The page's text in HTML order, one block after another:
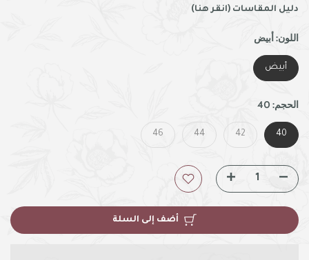
دليل المقاسات (انقر هنا)
اللون: أبيض
أبيض
الحجم: 40
40
42
44
46
أضف إلى السلة